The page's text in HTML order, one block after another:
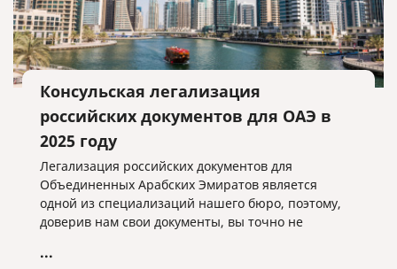
Консульская легализация
российских документов для ОАЭ в
2025 году
Легализация российских документов для
Объединенных Арабских Эмиратов является
одной из специализаций нашего бюро, поэтому,
доверив нам свои документы, вы точно не
...